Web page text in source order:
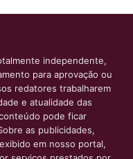
independente,
para aprovação ou
redatores trabalharem
e atualidade das
pode ficar
as publicidades,
em nosso portal,